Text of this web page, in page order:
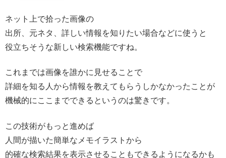
ネット上で拾った画像の
出所、元ネタ、詳しい情報を知りたい場合などに使うと
役立ちそうな新しい検索機能ですね。
これまでは画像を誰かに見せることで
詳細を知る人から情報を教えてもらうしかなかったことが
機械的にここまでできるというのは驚きです。
この技術がもっと進めば
人間が描いた簡単なメモイラストから
的確な検索結果を表示させることもできるようになるかも